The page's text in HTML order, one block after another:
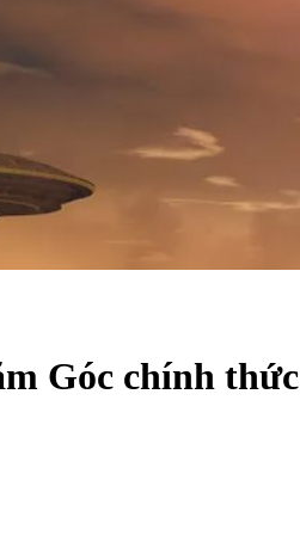
Góc chính